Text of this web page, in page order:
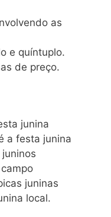
as
e quíntuplo.
de preço.
junina
a festa junina
juninas
local.